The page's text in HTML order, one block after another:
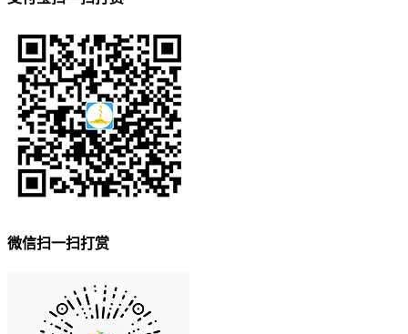
微信扫一扫打赏